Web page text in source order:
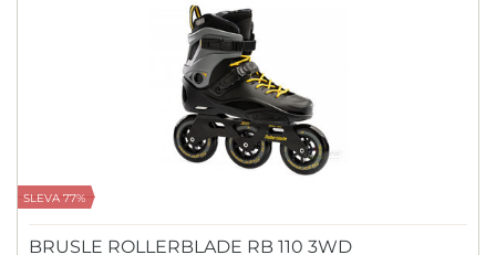
SLEVA 77%
BRUSLE ROLLERBLADE RB 110 3WD